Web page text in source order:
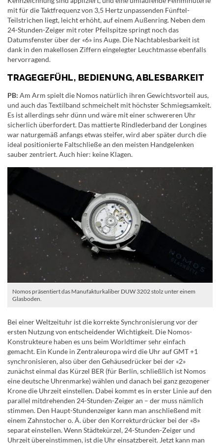
mit für die Taktfrequenz von 3,5 Hertz unpassenden Fünftel-
Teilstrichen liegt, leicht erhöht, auf einem Außenring. Neben dem
24-Stunden-Zeiger mit roter Pfeilspitze springt noch das
Datumsfenster über der «6» ins Auge. Die Nachtablesbarkeit ist
dank in den makellosen Ziffern eingelegter Leuchtmasse ebenfalls
hervorragend.
TRAGEGEFÜHL, BEDIENUNG, ABLESBARKEIT
PB: Am Arm spielt die Nomos natürlich ihren Gewichtsvorteil aus,
und auch das Textilband schmeichelt mit höchster Schmiegsamkeit.
Es ist allerdings sehr dünn und wäre mit einer schwereren Uhr
sicherlich überfordert. Das mattierte Rindlederband der Longines
war naturgemäß anfangs etwas steifer, wird aber später durch die
ideal positionierte Faltschließe an den meisten Handgelenken
sauber zentriert. Auch hier: keine Klagen.
Nomos präsentiert das Manufakturkaliber DUW 3202 stolz unter einem
Glasboden.
Bei einer Weltzeituhr ist die korrekte Synchronisierung vor der
ersten Nutzung von entscheidender Wichtigkeit. Die Nomos-
Konstrukteure haben es uns beim Worldtimer sehr einfach
gemacht. Ein Kunde in Zentraleuropa wird die Uhr auf GMT +1
synchronisieren, also über den Gehäusedrücker bei der «2»
zunächst einmal das Kürzel BER (für Berlin, schließlich ist Nomos
eine deutsche Uhrenmarke) wählen und danach bei ganz gezogener
Krone die Uhrzeit einstellen. Dabei kommt es in erster Linie auf den
parallel mitdrehenden 24-Stunden-Zeiger an – der muss nämlich
stimmen. Den Haupt-Stundenzeiger kann man anschließend mit
einem Zahnstocher o. Ä. über den Korrekturdrücker bei der «8»
separat einstellen. Wenn Städtekürzel, 24-Stunden-Zeiger und
Uhrzeit übereinstimmen, ist die Uhr einsatzbereit. Jetzt kann man